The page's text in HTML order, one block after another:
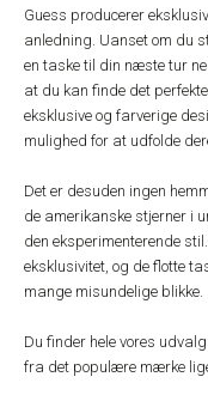
Guess producerer
anledning. Uanset om du
en taske til din næste tur
at du kan finde det
eksklusive og farverige
mulighed for at udfolde
Det er desuden ingen
de amerikanske stjerner i
den eksperimenterende
eksklusivitet, og de flotte
mange misundelige blikke.
Du finder hele vores
fra det populære mærke